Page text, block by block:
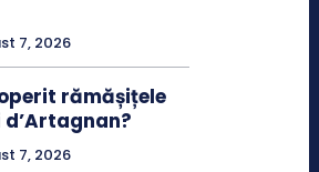
7, 2026
rămășițele
7, 2026